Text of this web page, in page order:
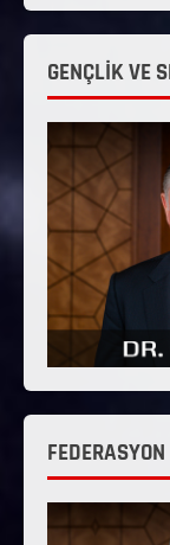
GENÇLİK VE